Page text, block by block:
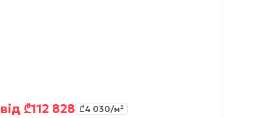
від ₾112 828 ₾4 030/м²